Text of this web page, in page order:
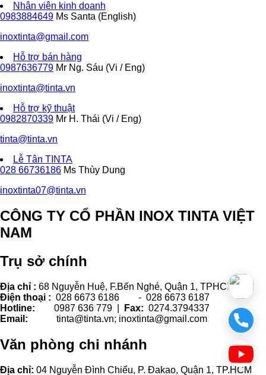
Nhân viên kinh doanh
0983884649 Ms Santa (English)
inoxtinta@gmail.com
Hỗ trợ bán hàng
0987636779 Mr Ng. Sáu (Vi / Eng)
inoxtinta@tinta.vn
Hỗ trợ kỹ thuật
0982870339 Mr H. Thái (Vi / Eng)
tinta@tinta.vn
Lễ Tân TINTA
028 66736186 Ms Thùy Dung
inoxtinta07@tinta.vn
CÔNG TY CỔ PHẦN INOX TINTA VIỆT
NAM
Trụ sở chính
Địa chỉ : 68 Nguyễn Huệ, F.Bến Nghé, Quận 1, TPHCM.
Điện thoại : 028 6673 6186 - 028 6673 6187
Hotline: 0987 636 779 | Fax: 0274.3794337
Email:
tinta@tinta.vn; inoxtinta@gmail.com
Văn phòng chi nhánh
Địa chỉ: 04 Nguyễn Đình Chiểu, P. Đakao, Quận 1, TP.HCM